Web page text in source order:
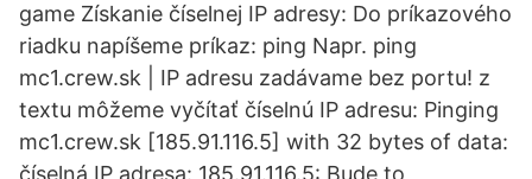
game Získanie číselnej IP adresy: Do príkazového
riadku napíšeme príkaz: ping Napr. ping
mc1.crew.sk | IP adresu zadávame bez portu! z
textu môžeme vyčítať číselnú IP adresu: Pinging
mc1.crew.sk [185.91.116.5] with 32 bytes of data:
číselná IP adresa: 185.91.116.5: Bude to